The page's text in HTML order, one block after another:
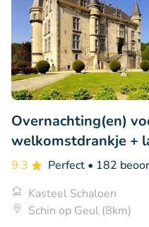
Overnachting(en)
welkomstdrankje +
9.3 Perfect • 182
Kasteel Schaloen
Schin op Geul (8km)